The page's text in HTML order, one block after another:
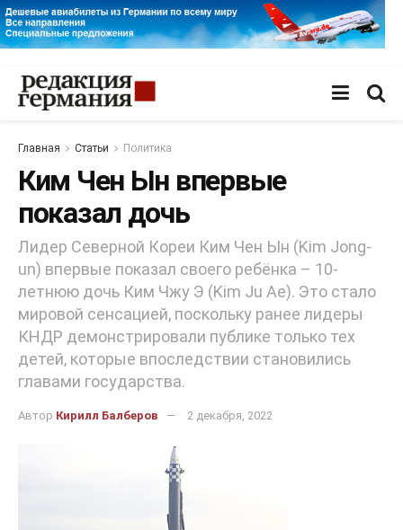
Главная Статьи Политика
Ким Чен Ын впервые
показал дочь
Лидер Северной Кореи Ким Чен Ын (Kim Jong-
un) впервые показал своего ребёнка – 10-
летнюю дочь Ким Чжу Э (Kim Ju Ae). Это стало
мировой сенсацией, поскольку ранее лидеры
КНДР демонстрировали публике только тех
детей, которые впоследствии становились
главами государства.
Автор Кирилл Балберов 2 декабря, 2022